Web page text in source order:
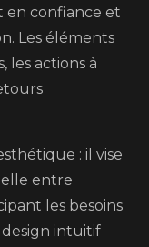
en confiance et
Les éléments
les actions à
: il vise
entre
les besoins
intuitif